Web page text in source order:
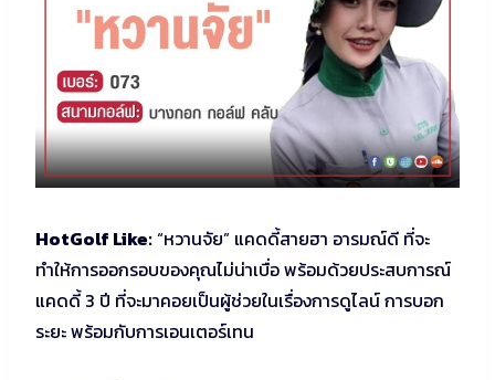
HotGolf Like:“หวานจัย” แคดดี้สายฮา อารมณ์ดี ที่จะ
ทำให้การออกรอบของคุณไม่น่าเบื่อ พร้อมด้วยประสบการณ์
แคดดี้ 3 ปี ที่จะมาคอยเป็นผู้ช่วยในเรื่องการดูไลน์ การบอก
ระยะ พร้อมกับการเอนเตอร์เทน